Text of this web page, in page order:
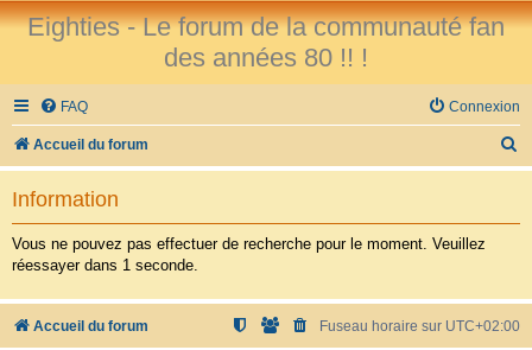
Eighties - Le forum de la communauté fan
des années 80 !! !
FAQ Connexion
Accueil du forum
e
r
c
Information
Vous ne pouvez pas effectuer de recherche pour le moment. Veuillez
réessayer dans 1 seconde.
Accueil du forum Fuseau horaire sur UTC+02:00